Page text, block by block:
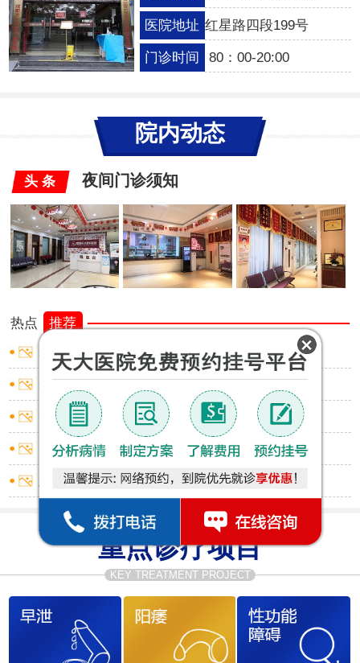
医院地址 红星路四段199号
门诊时间 80：00-20:00
院内动态
头 条 夜间门诊须知
热点
推荐
睾丸炎怎样止痛
睾丸炎怎样止痛
龟头炎红点不痛不痒
尿道炎出血怎么回事
怎么判断是否包皮过长
重点诊疗项目
KEY TREATMENT PROJECT